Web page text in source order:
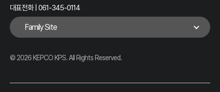
대표전화 | 061-345-0114
Family Site
© 2026 KEPCO KPS. All Rights Reserved.